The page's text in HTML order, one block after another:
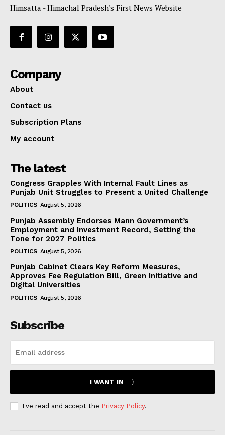
Himsatta - Himachal Pradesh's First News Website
Company
About
Contact us
Subscription Plans
My account
The latest
Congress Grapples With Internal Fault Lines as
Punjab Unit Struggles to Present a United Challenge
POLITICS August 5, 2026
Punjab Assembly Endorses Mann Government’s
Employment and Investment Record, Setting the
Tone for 2027 Politics
POLITICS August 5, 2026
Punjab Cabinet Clears Key Reform Measures,
Approves Fee Regulation Bill, Green Initiative and
Digital Universities
POLITICS August 5, 2026
Subscribe
I WANT IN
I've read and accept the Privacy Policy.